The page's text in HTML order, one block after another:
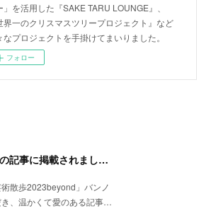
」を活用した『SAKE TARU LOUNGE』、
界一のクリスマスツリープロジェクト』など
なプロジェクトを手掛けてまいりました。
フォロー
Yahoo Japan newsの記事に掲載されました。
術散歩2023beyond」バンノ
、温かくて愛のある記事…